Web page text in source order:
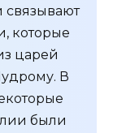
связывают
которые
царей
В
были